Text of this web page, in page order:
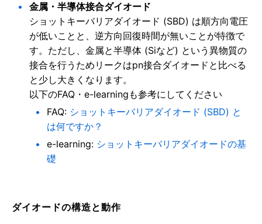
金属・半導体接合ダイオード
ショットキーバリアダイオード (SBD) は順方向電圧
が低いことと、逆方向回復時間が無いことが特徴で
す。ただし、金属と半導体 (Siなど) という異物質の
接合を行うためリークはpn接合ダイオードと比べる
と少し大きくなります。
以下のFAQ・e-learningも参考にしてください
FAQ: ショットキーバリアダイオード (SBD) と
は何ですか？
e-learning: ショットキーバリアダイオードの基
礎
ダイオードの構造と動作